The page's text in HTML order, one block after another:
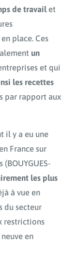
de travailet
place. Ces
un
et qui
les recettes
par rapport aux
il y a eu une
France sur
les plus
à vue en
du secteur
restrictions
en